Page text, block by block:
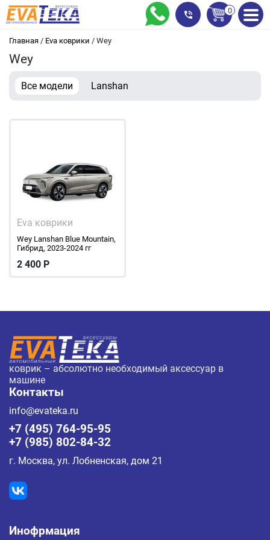
Главная / Eva коврики / Wey
Wey
Все модели Lanshan
Eva коврики
Wey Lanshan Blue Mountain,
Гибрид, 2023-2024 гг
2 400 Р
коврик – абсолютно необходимый аксессуар в
машине
Контакты
info@evateka.ru
+7 (495) 764-95-95
+7 (985) 802-84-32
г. Москва, ул. Лобненская, дом 21
Инофрмация
0